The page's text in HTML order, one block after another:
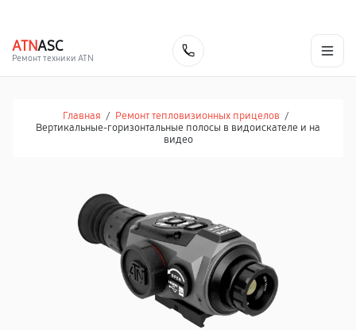
ATNASC
Ремонт техники ATN
Главная / Ремонт тепловизионных прицелов /
Вертикальные-горизонтальные полосы в видоискателе и на
видео